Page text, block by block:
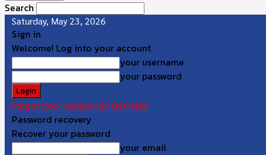
Search
Saturday, May 23, 2026
Sign in
Welcome! Log into your account
your username
your password
Forgot your password? Get help
Password recovery
Recover your password
your email